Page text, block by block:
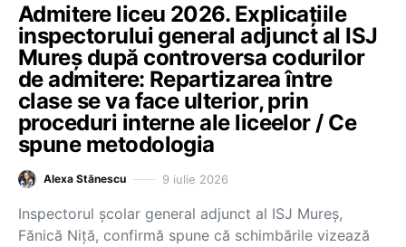
Admitere liceu 2026. Explicațiile
inspectorului general adjunct al ISJ
Mureș după controversa codurilor
de admitere: Repartizarea între
clase se va face ulterior, prin
proceduri interne ale liceelor / Ce
spune metodologia
Alexa Stănescu 9 iulie 2026
Inspectorul şcolar general adjunct al ISJ Mureş,
Fănică Niţă, confirmă spune că schimbările vizează